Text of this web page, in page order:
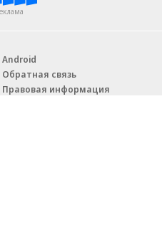
Android
Обратная связь
Правовая информация